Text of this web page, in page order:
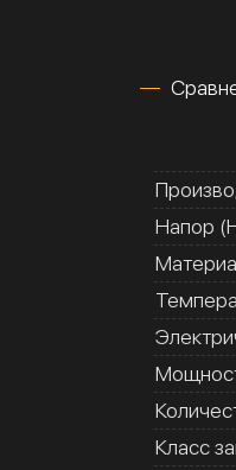
Напор
Класс